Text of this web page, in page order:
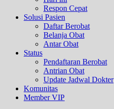
Respon Cepat
Solusi Pasien
Daftar Berobat
Belanja Obat
Antar Obat
Status
Pendaftaran Berobat
Antrian Obat
Update Jadwal Dokter
Komunitas
Member VIP